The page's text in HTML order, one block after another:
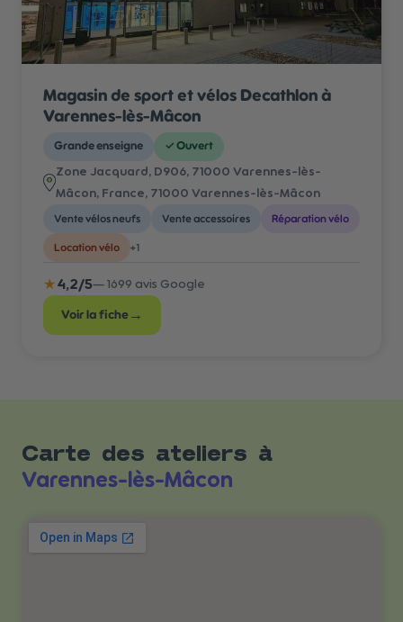
Magasin de sport et vélos Decathlon à
Varennes-lès-Mâcon
Grande enseigne ✓ Ouvert
Zone Jacquard, D906, 71000 Varennes-lès-
Mâcon, France, 71000 Varennes-lès-Mâcon
Vente vélos neufs Vente accessoires Réparation vélo
Location vélo +1
★4,2/5— 1699 avis Google
Voir la fiche →
Carte des ateliers à
Varennes-lès-Mâcon